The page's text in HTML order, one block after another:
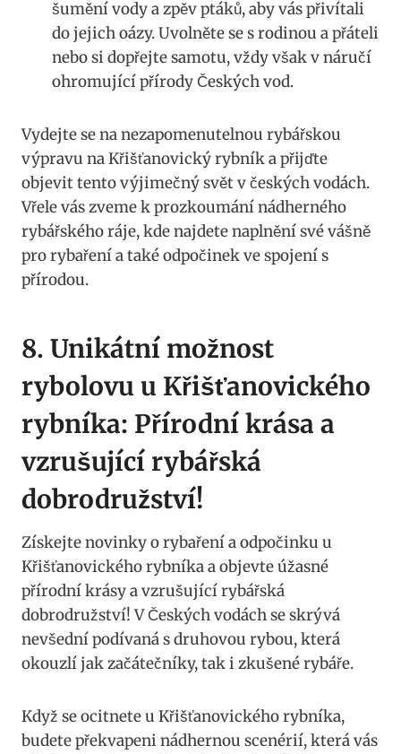
šumění vody a zpěv ptáků, aby vás přivítali
do jejich oázy. Uvolněte se s rodinou a přáteli
nebo si dopřejte samotu, vždy však v náručí
ohromující přírody Českých vod.
Vydejte se na nezapomenutelnou rybářskou
výpravu na Křišťanovický rybník a přijďte
objevit tento výjimečný svět v českých vodách.
Vřele vás zveme k prozkoumání nádherného
rybářského ráje, kde najdete naplnění své vášně
pro rybaření a také odpočinek ve spojení s
přírodou.
8. Unikátní možnost
rybolovu u Křišťanovického
rybníka: Přírodní krása a
vzrušující rybářská
dobrodružství!
Získejte novinky o rybaření a odpočinku u
Křišťanovického rybníka a objevte úžasné
přírodní krásy a vzrušující rybářská
dobrodružství! V Českých vodách se skrývá
nevšední podívaná s druhovou rybou, která
okouzlí jak začátečníky, tak i zkušené rybáře.
Když se ocitnete u Křišťanovického rybníka,
budete překvapeni nádhernou scenérií, která vás